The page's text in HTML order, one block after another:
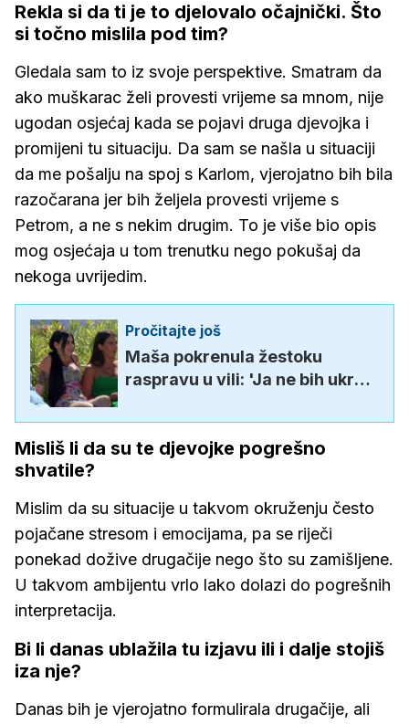
Rekla si da ti je to djelovalo očajnički. Što
si točno mislila pod tim?
Gledala sam to iz svoje perspektive. Smatram da
ako muškarac želi provesti vrijeme sa mnom, nije
ugodan osjećaj kada se pojavi druga djevojka i
promijeni tu situaciju. Da sam se našla u situaciji
da me pošalju na spoj s Karlom, vjerojatno bih bila
razočarana jer bih željela provesti vrijeme s
Petrom, a ne s nekim drugim. To je više bio opis
mog osjećaja u tom trenutku nego pokušaj da
nekoga uvrijedim.
Pročitajte još
Maša pokrenula žestoku
raspravu u vili: 'Ja ne bih ukrala
Misliš li da su te djevojke pogrešno
shvatile?
Mislim da su situacije u takvom okruženju često
pojačane stresom i emocijama, pa se riječi
ponekad dožive drugačije nego što su zamišljene.
U takvom ambijentu vrlo lako dolazi do pogrešnih
interpretacija.
Bi li danas ublažila tu izjavu ili i dalje stojiš
iza nje?
Danas bih je vjerojatno formulirala drugačije, ali